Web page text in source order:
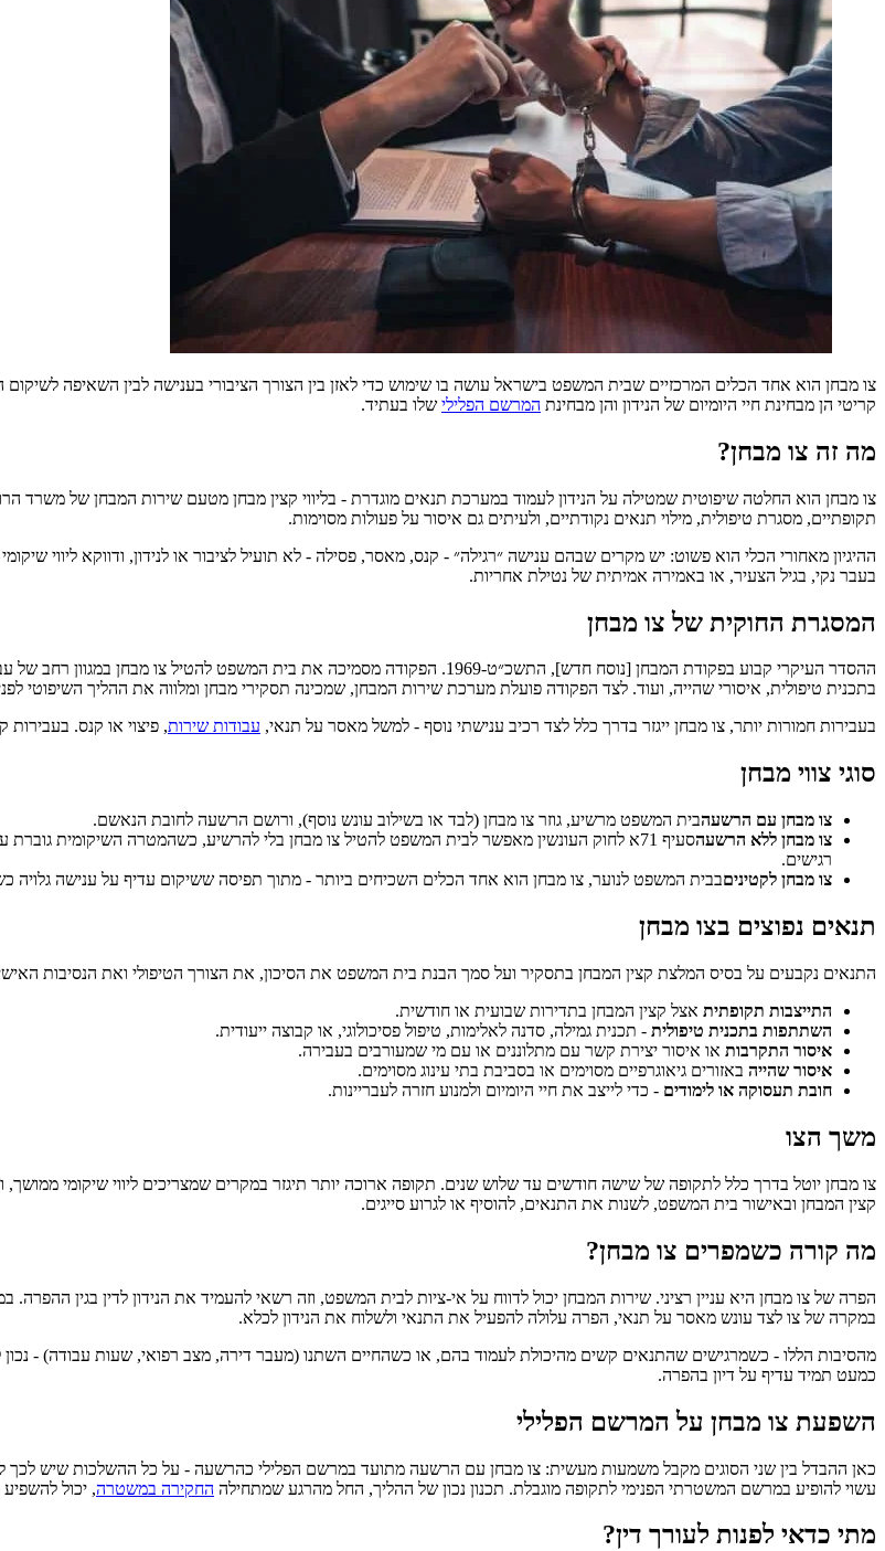
צו מבחן הוא אחד הכלים המרכזיים שבית המשפט בישראל עושה בו שימוש כדי לאזן בין הצורך הציבורי בענישה לבין השאיפה
קריטי הן מבחינת חיי היומיום של הנידון והן מבחינת המרשם הפלילי שלו בעתיד.
מה זה צו מבחן?
צו מבחן הוא החלטה שיפוטית שמטילה על הנידון לעמוד במערכת תנאים מוגדרת - בליווי קצין מבחן מטעם שירות המבחן של משרד
תקופתיים, מסגרת טיפולית, מילוי תנאים נקודתיים, ולעיתים גם איסור על פעולות מסוימות.
ההיגיון מאחורי הכלי הוא פשוט: יש מקרים שבהם ענישה ״רגילה״ - קנס, מאסר, פסילה - לא תועיל לציבור או לנידון, ודווקא ליווי
בעבר נקי, בגיל הצעיר, או באמירה אמיתית של נטילת אחריות.
המסגרת החוקית של צו מבחן
ההסדר העיקרי קבוע בפקודת המבחן [נוסח חדש], התשכ״ט-1969. הפקודה מסמיכה את בית
בתכנית טיפולית, איסורי שהייה, ועוד. לצד הפקודה פועלת מערכת שירות המבחן, שמכינה תסקירי מבחן ומלווה את ההליך השיפוטי לפני
בעבירות חמורות יותר, צו מבחן ייגזר בדרך כלל לצד רכיב ענישתי נוסף - למשל מאסר על תנאי, עבודות שירות, פיצוי או קנס.
סוגי צווי מבחן
צו מבחן עם הרשעהבית המשפט מרשיע, גוזר צו מבחן (לבד או בשילוב עונש נוסף), ורושם הרשעה לחובת הנאשם.
צו מבחן ללא הרשעה
סעיף 71א לחוק העונשין מאפשר לבית המשפט להטיל צו מבחן בלי להרשיע, כשהמטרה השיקומית
רגישים.
צו מבחן לקטיניםבבית המשפט לנוער, צו מבחן הוא אחד הכלים השכיחים ביותר - מתוך תפיסה ששיקום עדיף על ענישה גלויה
תנאים נפוצים בצו מבחן
התנאים נקבעים על בסיס המלצת קצין המבחן בתסקיר ועל סמך הבנת בית המשפט את הסיכון, את הצורך הטיפולי ואת הנסיבות
התייצבות תקופתית אצל קצין המבחן בתדירות שבועית או חודשית.
השתתפות בתכנית טיפולית - תכנית גמילה, סדנה לאלימות, טיפול פסיכולוגי, או קבוצה ייעודית.
איסור התקרבות או איסור יצירת קשר עם מתלוננים או עם מי שמעורבים בעבירה.
איסור שהייה באזורים גיאוגרפיים מסוימים או בסביבת בתי עינוג מסוימים.
חובת תעסוקה או לימודים - כדי לייצב את חיי היומיום ולמנוע חזרה לעבריינות.
משך הצו
צו מבחן יוטל בדרך כלל לתקופה של שישה חודשים עד שלוש שנים. תקופה ארוכה יותר תיגזר במקרים שמצריכים ליווי שיקומי
קצין המבחן ובאישור בית המשפט, לשנות את התנאים, להוסיף או לגרוע סייגים.
מה קורה כשמפרים צו מבחן?
הפרה של צו מבחן היא עניין רציני. שירות המבחן יכול לדווח על אי-ציות לבית המשפט, וזה רשאי להעמיד את הנידון לדין בגין
במקרה של צו לצד עונש מאסר על תנאי, הפרה עלולה להפעיל את התנאי ולשלוח את הנידון לכלא.
מהסיבות הללו - כשמרגישים שהתנאים קשים מהיכולת לעמוד בהם, או כשהחיים השתנו (מעבר דירה, מצב רפואי, שעות עבודה) - נכון
כמעט תמיד עדיף על דיון בהפרה.
השפעת צו מבחן על המרשם הפלילי
כאן ההבדל בין שני הסוגים מקבל משמעות מעשית: צו מבחן עם הרשעה מתועד במרשם הפלילי כהרשעה - על כל ההשלכות שיש לכך
עשוי להופיע במרשם המשטרתי הפנימי לתקופה מוגבלת. תכנון נכון של ההליך, החל מהרגע שמתחילה החקירה במשטרה, יכול
מתי כדאי לפנות לעורך דין?